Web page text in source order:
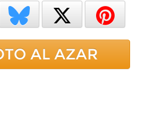
AL AZAR